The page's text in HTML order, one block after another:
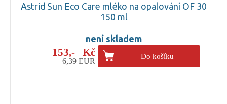
Astrid Sun Eco Care mléko na opalování OF 30
150 ml
není skladem
153,- Kč
6,39 EUR
Do košíku